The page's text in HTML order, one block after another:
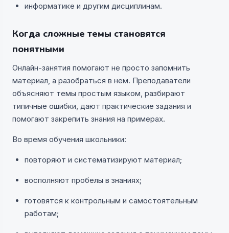
информатике и другим дисциплинам.
Когда сложные темы становятся
понятными
Онлайн-занятия помогают не просто запомнить
материал, а разобраться в нем. Преподаватели
объясняют темы простым языком, разбирают
типичные ошибки, дают практические задания и
помогают закрепить знания на примерах.
Во время обучения школьники:
повторяют и систематизируют материал;
восполняют пробелы в знаниях;
готовятся к контрольным и самостоятельным
работам;